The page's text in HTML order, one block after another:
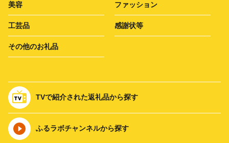
美容 ファッション
工芸品 感謝状等
その他のお礼品
TVで紹介された返礼品から探す
ふるラボチャンネルから探す